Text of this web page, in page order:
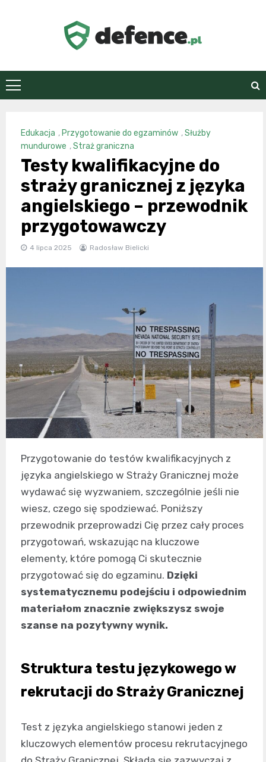
defence.pl
Edukacja , Przygotowanie do egzaminów ,Służby
mundurowe ,Straż graniczna
Testy kwalifikacyjne do
straży granicznej z języka
angielskiego – przewodnik
przygotowawczy
4 lipca 2025 Radosław Bielicki
Przygotowanie do testów kwalifikacyjnych z
języka angielskiego w Straży Granicznej może
wydawać się wyzwaniem, szczególnie jeśli nie
wiesz, czego się spodziewać. Poniższy
przewodnik przeprowadzi Cię przez cały proces
przygotowań, wskazując na kluczowe
elementy, które pomogą Ci skutecznie
przygotować się do egzaminu. Dzięki
systematycznemu podejściu i odpowiednim
materiałom znacznie zwiększysz swoje
szanse na pozytywny wynik.
Struktura testu językowego w
rekrutacji do Straży Granicznej
Test z języka angielskiego stanowi jeden z
kluczowych elementów procesu rekrutacyjnego